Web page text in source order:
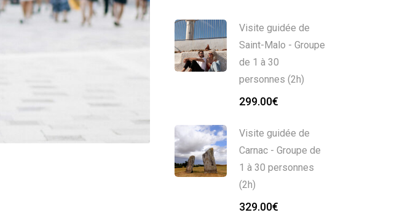
Visite guidée de
Saint-Malo - Groupe
de 1 à 30
personnes (2h)
299.00€
Visite guidée de
Carnac - Groupe de
1 à 30 personnes
(2h)
329.00€